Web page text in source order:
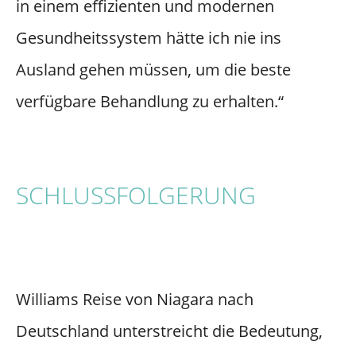
in einem effizienten und modernen
Gesundheitssystem hätte ich nie ins
Ausland gehen müssen, um die beste
verfügbare Behandlung zu erhalten.“
SCHLUSSFOLGERUNG
Williams Reise von Niagara nach
Deutschland unterstreicht die Bedeutung,